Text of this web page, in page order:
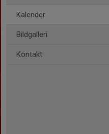
Kalender
Bildgalleri
Kontakt